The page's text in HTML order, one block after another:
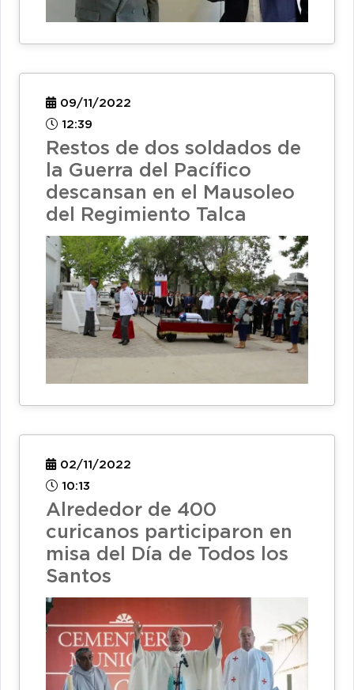
09/11/2022
12:39
Restos de dos soldados de
la Guerra del Pacífico
descansan en el Mausoleo
del Regimiento Talca
02/11/2022
10:13
Alrededor de 400
curicanos participaron en
misa del Día de Todos los
Santos